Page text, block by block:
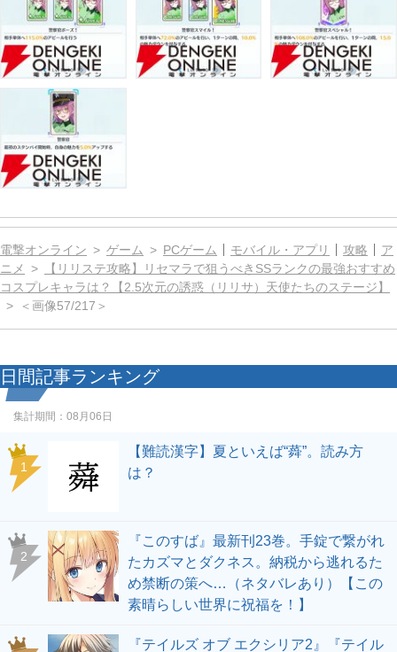
電撃オンライン ゲーム PCゲーム モバイル・アプリ 攻略
ア
ニメ
【リリステ攻略】リセマラで狙うべきSSランクの最強おすすめ
コスプレキャラは？【2.5次元の誘惑（リリサ）天使たちのステージ】
＜画像57/217＞
日間記事ランキング
集計期間： 08月06日
1
【難読漢字】夏といえば“蕣”。読み方
は？
2
『このすば』最新刊23巻。手錠で繋がれ
たカズマとダクネス。納税から逃れるた
め禁断の策へ…（ネタバレあり）【この
素晴らしい世界に祝福を！】
『テイルズ オブ エクシリア2』『テイル